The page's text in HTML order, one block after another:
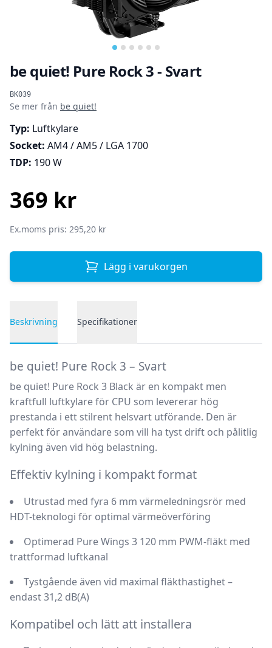
be quiet! Pure Rock 3 - Svart
BK039
Produktinformation
Se mer från be quiet!
Typ: Luftkylare
Socket: AM4 / AM5 / LGA 1700
TDP: 190 W
369 kr
Ex.moms pris: 295,20 kr
Lägg i varukorgen
Beskrivning Specifikationer
be quiet! Pure Rock 3 – Svart
be quiet! Pure Rock 3 Black är en kompakt men
kraftfull luftkylare för CPU som levererar hög
prestanda i ett stilrent helsvart utförande. Den är
perfekt för användare som vill ha tyst drift och pålitlig
kylning även vid hög belastning.
Effektiv kylning i kompakt format
Utrustad med fyra 6 mm värmeledningsrör med
HDT-teknologi för optimal värmeöverföring
Optimerad Pure Wings 3 120 mm PWM-fläkt med
trattformad luftkanal
Tystgående även vid maximal fläkthastighet –
endast31,2 dB(A)
Kompatibel och lätt att installera